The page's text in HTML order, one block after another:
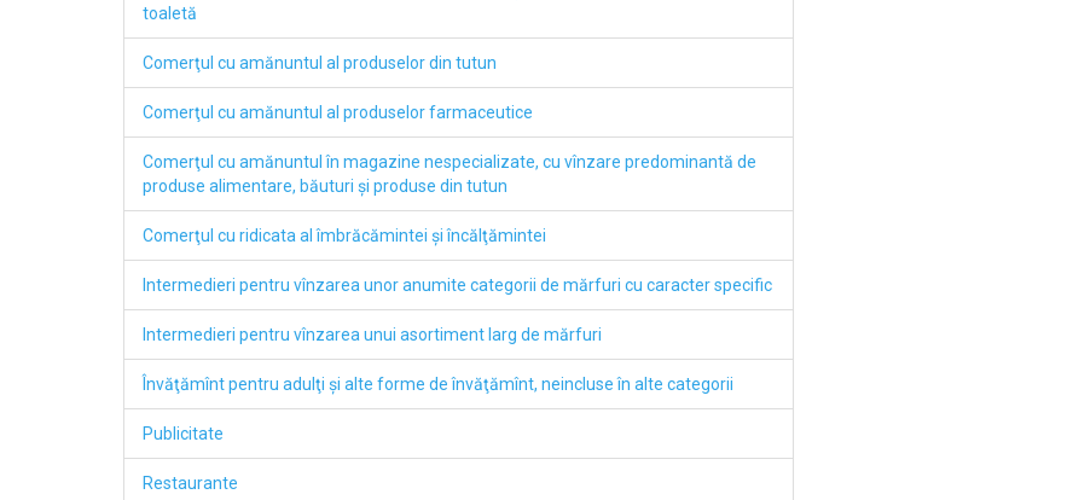
toaletă
Comerţul cu amănuntul al produselor din tutun
Comerţul cu amănuntul al produselor farmaceutice
Comerţul cu amănuntul în magazine nespecializate, cu vînzare predominantă de
produse alimentare, băuturi şi produse din tutun
Comerţul cu ridicata al îmbrăcămintei şi încălţămintei
Intermedieri pentru vînzarea unor anumite categorii de mărfuri cu caracter specific
Intermedieri pentru vînzarea unui asortiment larg de mărfuri
Învăţămînt pentru adulţi şi alte forme de învăţămînt, neincluse în alte categorii
Publicitate
Restaurante